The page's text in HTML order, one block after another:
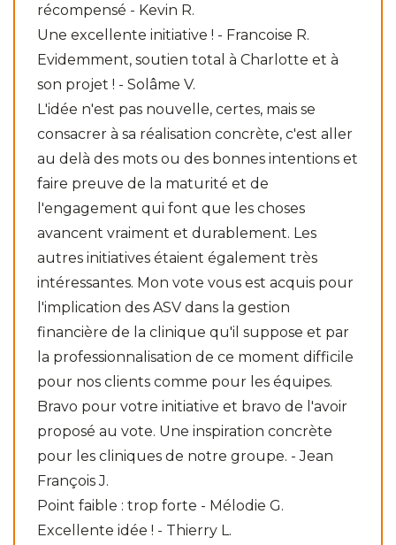
récompensé - Kevin R.
Une excellente initiative ! - Francoise R.
Evidemment, soutien total à Charlotte et à
son projet ! - Solâme V.
L'idée n'est pas nouvelle, certes, mais se
consacrer à sa réalisation concrète, c'est aller
au delà des mots ou des bonnes intentions et
faire preuve de la maturité et de
l'engagement qui font que les choses
avancent vraiment et durablement. Les
autres initiatives étaient également très
intéressantes. Mon vote vous est acquis pour
l'implication des ASV dans la gestion
financière de la clinique qu'il suppose et par
la professionnalisation de ce moment difficile
pour nos clients comme pour les équipes.
Bravo pour votre initiative et bravo de l'avoir
proposé au vote. Une inspiration concrète
pour les cliniques de notre groupe. - Jean
François J.
Point faible : trop forte - Mélodie G.
Excellente idée ! - Thierry L.